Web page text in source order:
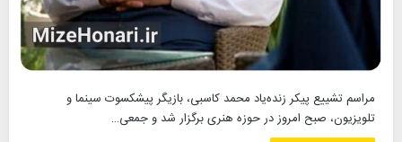
مراسم تشییع پیکر زنده‌یاد محمد کاسبی، بازیگر پیشکسوت سینما و
تلویزیون، صبح امروز در حوزه هنری برگزار شد و جمعی…